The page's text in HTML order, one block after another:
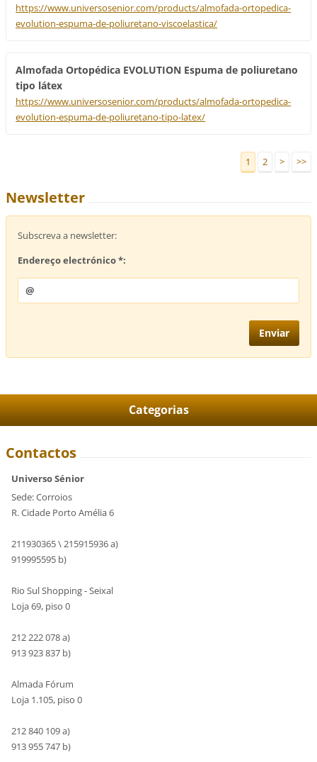
https://www.universosenior.com/products/almofada-ortopedica-
evolution-espuma-de-poliuretano-viscoelastica/
Almofada Ortopédica EVOLUTION Espuma de poliuretano
tipo látex
https://www.universosenior.com/products/almofada-ortopedica-
evolution-espuma-de-poliuretano-tipo-latex/
1 2 > >>
Newsletter
Subscreva a newsletter:
Endereço electrónico *:
Categorias
Contactos
Universo Sénior
Sede: Corroios
R. Cidade Porto Amélia 6
211930365 \ 215915936 a)
919995595 b)
Rio Sul Shopping - Seixal
Loja 69, piso 0
212 222 078 a)
913 923 837 b)
Almada Fórum
Loja 1.105, piso 0
212 840 109 a)
913 955 747 b)